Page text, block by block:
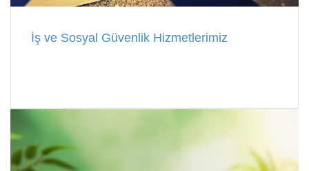
İş ve Sosyal Güvenlik Hizmetlerimiz